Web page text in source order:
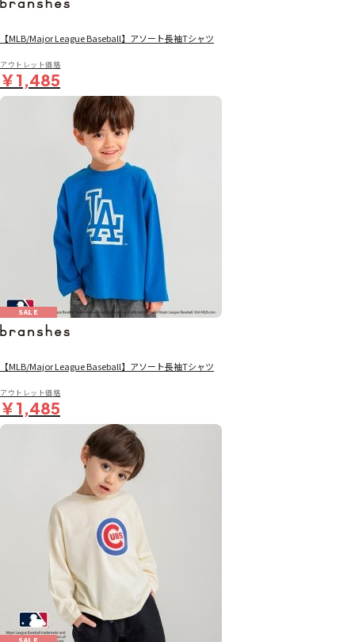
【MLB/Major League Baseball】アソート長袖Tシャツ
アウトレット価格
￥1,485
SALE
【MLB/Major League Baseball】アソート長袖Tシャツ
アウトレット価格
￥1,485